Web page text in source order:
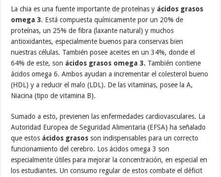
La chia es una fuente importante de proteínas y ácidos grasos
omega 3. Está compuesta químicamente por un 20% de
proteínas, un 25% de fibra (laxante natural) y muchos
antioxidantes, especialmente buenos para conservas bien
nuestras células. También posee aceites en un 34%, donde el
64% de este, son ácidos grasos omega 3. También contiene
ácidos omega 6. Ambos ayudan a incrementar el colesterol bueno
(HDL) y a reducir el malo (LDL). De las vitaminas, posee la A,
Niacina (tipo de vitamina B).
Sumado a esto, previenen las enfermedades cardiovasculares. La
Autoridad Europea de Seguridad Alimentaria (EFSA) ha señalado
que estos ácidos grasos son indispensables para un correcto
funcionamiento del cerebro. Los ácidos omega 3 son
especialmente útiles para mejorar la concentración, en especial en
los estudiantes. Un consumo regular de estos combate el déficit